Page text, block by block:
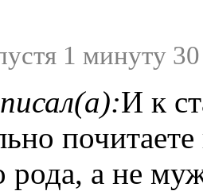
1 минуту
И к
рода, а не